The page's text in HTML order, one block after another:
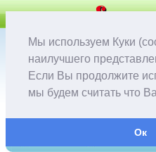
Мы используем Куки
наилучшего
Если Вы продолжите
мы будем считать что
Ок
доставка и